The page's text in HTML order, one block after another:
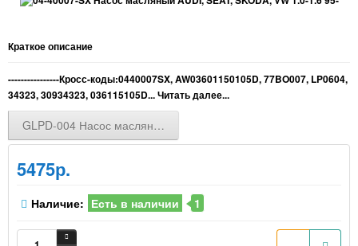
Краткое описание
----------------Кросс-коды:0440007SX, AW03601150105D, 77BO007, LP0604,
34323, 30934323, 036115105D...Читать далее...
GLPD-004 Насос масляный DAEWOO: NUBIRA 1.5, LCTT 1.4,
5475р.
Наличие: Есть в наличии 1